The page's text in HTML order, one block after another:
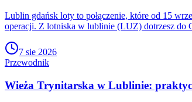
Lublin gdańsk loty to połączenie, które od 15
operacji. Z lotniska w lublinie (LUZ) dotrzesz do
7 sie 2026
Przewodnik
Wieża Trynitarska w Lublinie: